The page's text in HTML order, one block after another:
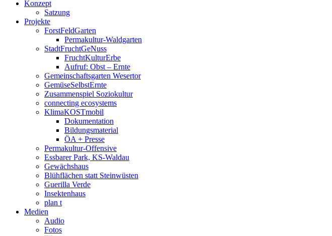
Konzept
Satzung
Projekte
ForstFeldGarten
Permakultur-Waldgarten
StadtFruchtGeNuss
FruchtKulturErbe
Aufruf: Obst – Ernte
Gemeinschaftsgarten Wesertor
GemüseSelbstErnte
Zusammenspiel Soziokultur
connecting ecosystems
KlimaKOSTmobil
Dokumentation
Bildungsmaterial
ÖA + Presse
Permakultur-Offensive
Essbarer Park, KS-Waldau
Gewächshaus
Blühflächen statt Steinwüsten
Guerilla Verde
Insektenhaus
plan t
Medien
Audio
Fotos